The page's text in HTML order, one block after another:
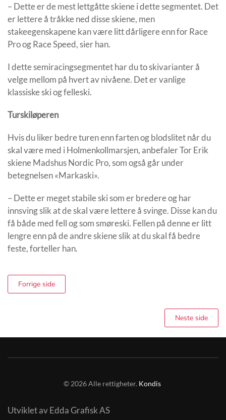
– Dette er de mest lettgåtte skiene i dette segmentet. Det
er lettere å tråkke ned disse skiene, men
stakeegenskapene kan være litt dårligere enn for Race
Pro og Race Speed, sier han.
I dette semiracingsegmentet har du to skivarianter å
velge mellom på hvert av nivåene. Det er vanlige
klassiske ski og felleski.
Turskiløperen
Hvis du liker bedre turen enn farten og blodslitet når du
skal være med i Holmenkollmarsjen, anbefaler Tor Erik
skiene Madshus Nordic Pro, som også går under
betegnelsen «Markaski».
– Dette er meget stabile ski som er bredere og har
innsving slik at de skal være lettere å svinge. Disse kan du
få både med fell og som smøreski. Fellen på denne er litt
lengre enn på de andre skiene slik at du skal få bedre
feste, forteller han.
Forrige side
Neste side
© 2026Alle rettigheter. Kondis
Utviklet av Edda Grafisk AS